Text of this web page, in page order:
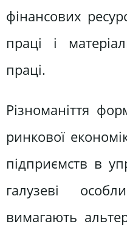
фінансових
праці і
праці.
Різноманіття
ринкової
підприємств в
галузеві
вимагають